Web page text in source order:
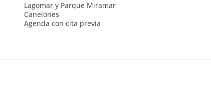
Lagomar y Parque Miramar
Canelones
Agenda con cita previa